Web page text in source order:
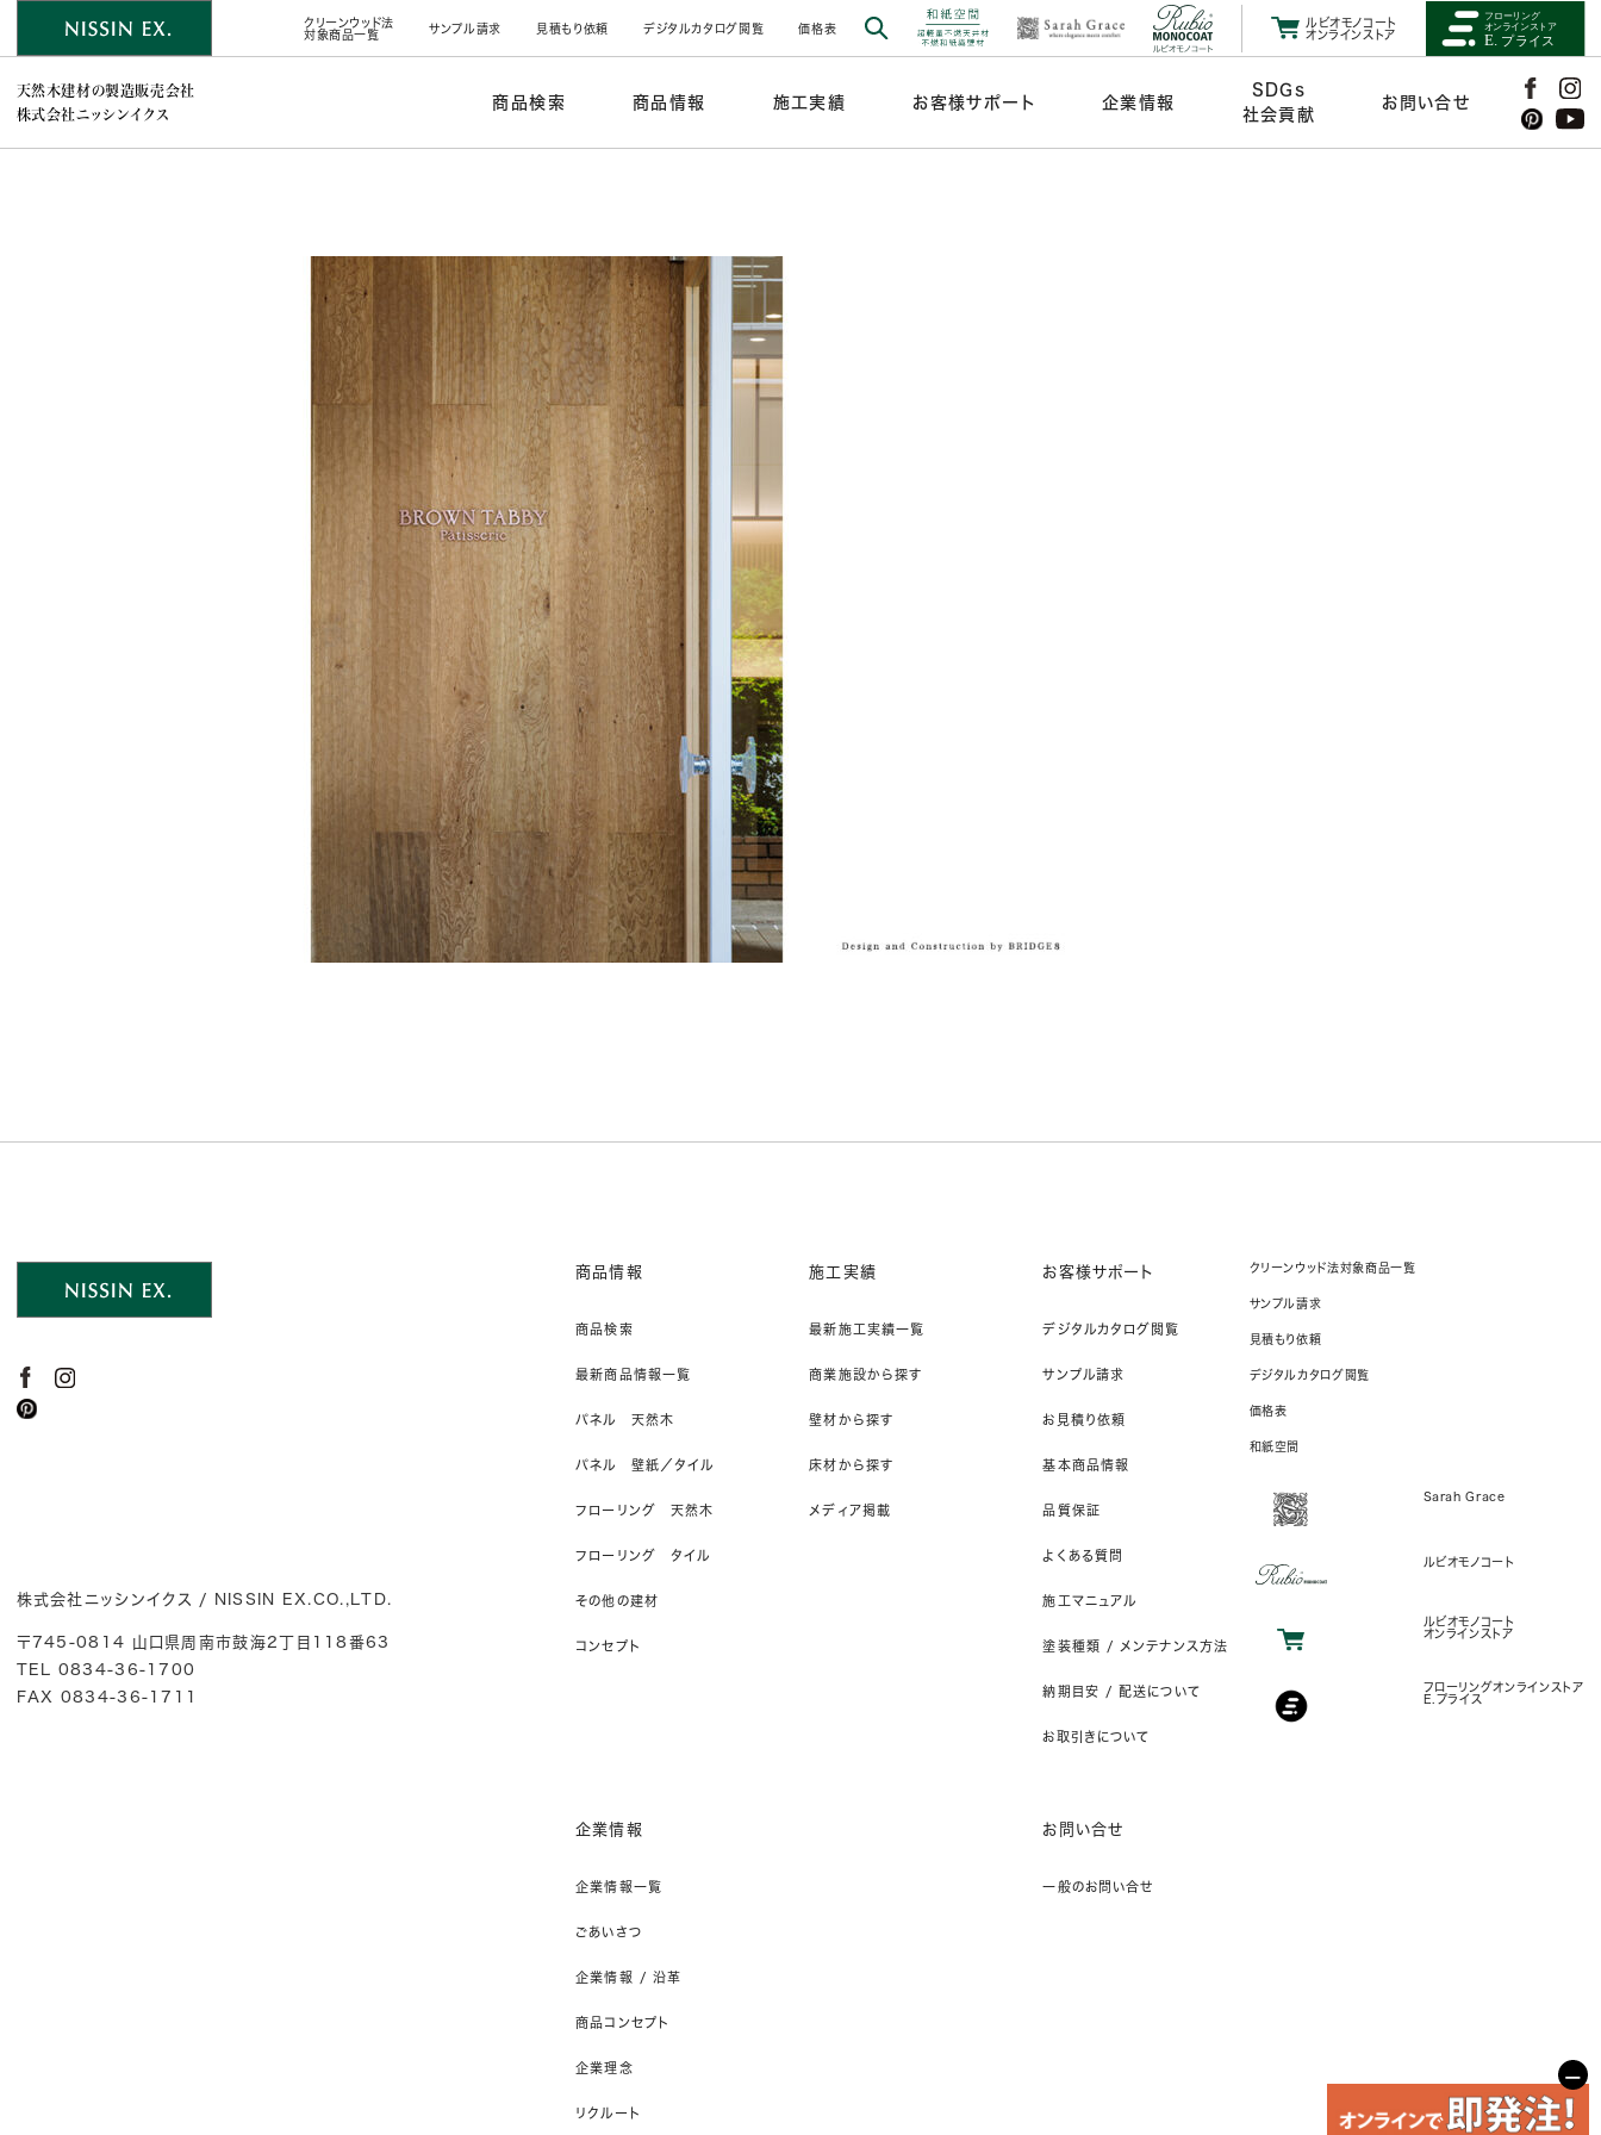
クリーンウッド法
対象商品一覧
サンプル請求 見積もり依頼 デジタルカタログ閲覧 価格表
ルビオモノコート
オンラインストア
天然木建材の製造販売会社
株式会社ニッシンイクス
商品検索 商品情報 施工実績 お客様サポート 企業情報
SDGs
社会貢献
お問い合せ
株式会社ニッシンイクス / NISSIN EX.CO.,LTD.
〒745-0814 山口県周南市鼓海2丁目118番63
TEL 0834-36-1700
FAX 0834-36-1711
商品情報
商品検索
最新商品情報一覧
パネル 天然木
パネル 壁紙／タイル
フローリング 天然木
フローリング タイル
その他の建材
コンセプト
施工実績
最新施工実績一覧
商業施設から探す
壁材から探す
床材から探す
メディア掲載
お客様サポート
デジタルカタログ閲覧
サンプル請求
お見積り依頼
基本商品情報
品質保証
よくある質問
施工マニュアル
塗装種類 / メンテナンス方法
納期目安 / 配送について
お取引きについて
企業情報
企業情報一覧
ごあいさつ
企業情報 / 沿革
商品コンセプト
企業理念
リクルート
お問い合せ
一般のお問い合せ
クリーンウッド法対象商品一覧
サンプル請求
見積もり依頼
デジタルカタログ閲覧
価格表
和紙空間
Sarah Grace
ルビオモノコート
ルビオモノコート
オンラインストア
フローリングオンラインストア
E.プライス
−